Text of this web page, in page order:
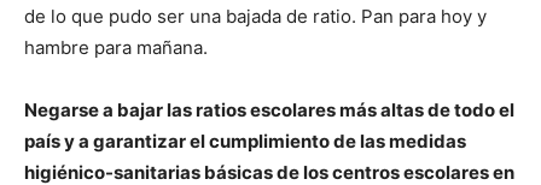
de lo que pudo ser una bajada de ratio. Pan para hoy y
hambre para mañana.
Negarse a bajar las ratios escolares más altas de todo el
país y a garantizar el cumplimiento de las medidas
higiénico-sanitarias básicas de los centros escolares en